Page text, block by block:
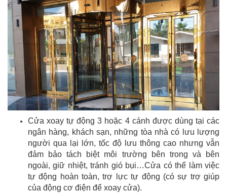
Cửa xoay tự động 3 hoặc 4 cánh được dùng tại các
ngân hàng, khách sạn, những tòa nhà có lưu lượng
người qua lại lớn, tốc độ lưu thông cao nhưng vẫn
đảm bảo tách biệt môi trường bên trong và bên
ngoài, giữ nhiệt, tránh gió bụi…Cửa có thể làm việc
tự động hoàn toàn, trợ lực tự động (có sự trợ giúp
của động cơ điện để xoay cửa).